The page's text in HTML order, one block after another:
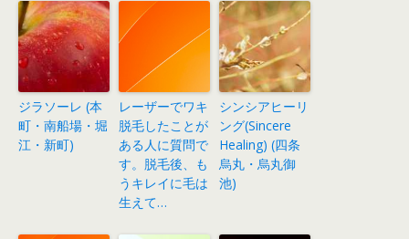
ジラソーレ (本
町・南船場・堀
江・新町)
レーザーでワキ
脱毛したことが
ある人に質問で
す。脱毛後、も
うキレイに毛は
生えて…
シンシアヒーリ
ング(Sincere
Healing) (四条
烏丸・烏丸御
池)